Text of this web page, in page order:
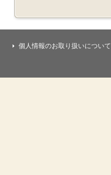
個人情報のお取り扱いについて